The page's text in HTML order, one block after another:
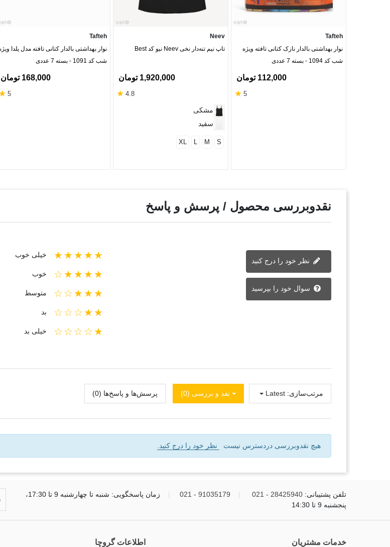
Tafteh
نوار بهداشتی بالدار نازک کتانی تافته ویژه
شب کد 1094 - بسته 7 عددی
112,000 تومان
5
★
Neev
تاپ نیم تنه‌دار نخی Neev نیو کد Best
1,920,000 تومان
4.8
★
مشکی
سفید
S
M
XL
Tafteh
نوار بهداشتی بالدار کتانی تافته مدل یلدا
شب کد 1091 - بسته 7 عددی
168,000 تومان
5
نقدوبررسی محصول / پرسش و پاسخ
★★★★★ خیلی خوب
★★★★☆ خوب
★★★☆☆ متوسط
★★☆☆☆ بد
★☆☆☆☆ خیلی بد
سوال خود را بپرسید
نقد و بررسی‌‌ (0) پرسش‌ها و پاسخ‌ها (0) مرتب‌سازی: Latest
هیچ نقدوبررسی دردسترس نیست نظر خود را درج کنید.
تلفن پشتیبانی: 28425940 - 021
91035179 - 021
زمان پاسخگویی: شنبه تا چهارشنبه 9 تا 17:30،
پنجشنبه 9 تا 14:30
خدمات مشتریان اطلاعات گروچا